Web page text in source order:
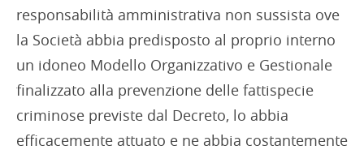
responsabilità amministrativa non sussista ove
la Società abbia predisposto al proprio interno
un idoneo Modello Organizzativo e Gestionale
finalizzato alla prevenzione delle fattispecie
criminose previste dal Decreto, lo abbia
efficacemente attuato e ne abbia costantemente